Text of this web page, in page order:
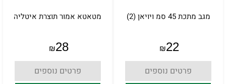
מגב מתכת 45 סמ ויויאן (2)
₪22
פרטים נוספים
מטאטא אמור תוצרת איטליה
₪28
פרטים נוספים